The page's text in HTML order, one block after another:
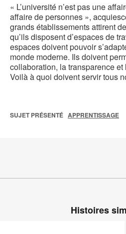
« L’université n’est pas une
affaire de personnes »,
grands établissements attirent
qu’ils disposent d’espaces de
espaces doivent pouvoir
monde moderne. Ils doivent
collaboration, la transparence
Voilà à quoi doivent servir tous
SUJET PRÉSENTÉ APPRENTISSAGE
Histoires